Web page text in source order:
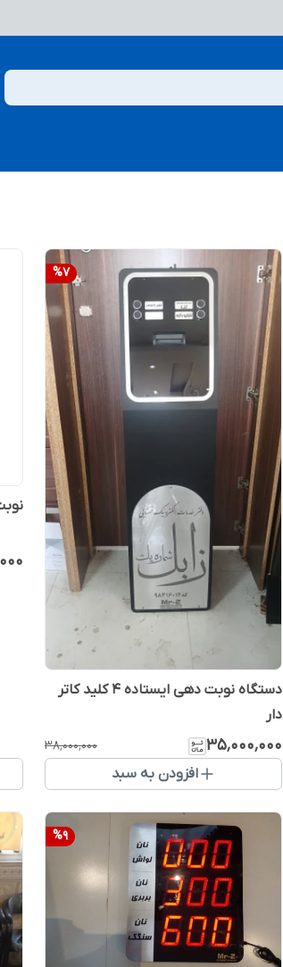
%7
دستگاه نوبت دهی ایستاده ۴ کلید کاتر
دار
۳۵٬۰۰۰٬۰۰۰ ۳۸٬۰۰۰٬۰۰۰
افزودن به سبد
%9